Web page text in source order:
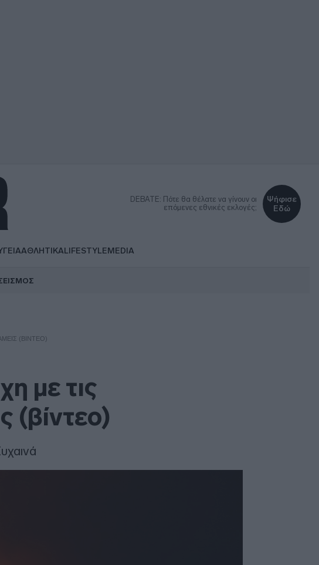
DEBATE: Πότε θα θέλατε να γίνουν οι
επόμενες εθνικές εκλογές;
Ψήφισε
Εδώ
ΑΘΛΗΤΙΚΑLIFESTYLEMEDIA
(ΒΊΝΤΕΟ)
με τις
(βίντεο)